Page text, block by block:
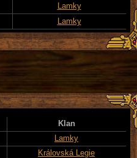
Lamky
Lamky
Klan
Lamky
Královská Legie